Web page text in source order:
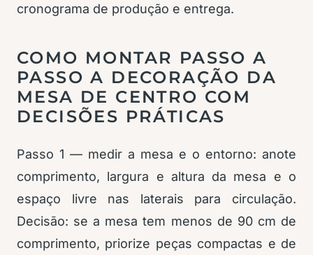
cronograma de produção e entrega.
COMO MONTAR PASSO A
PASSO A DECORAÇÃO DA
MESA DE CENTRO COM
DECISÕES PRÁTICAS
Passo 1 — medir a mesa e o entorno: anote
comprimento, largura e altura da mesa e o
espaço livre nas laterais para circulação.
Decisão: se a mesa tem menos de 90 cm de
comprimento, priorize peças compactas e de